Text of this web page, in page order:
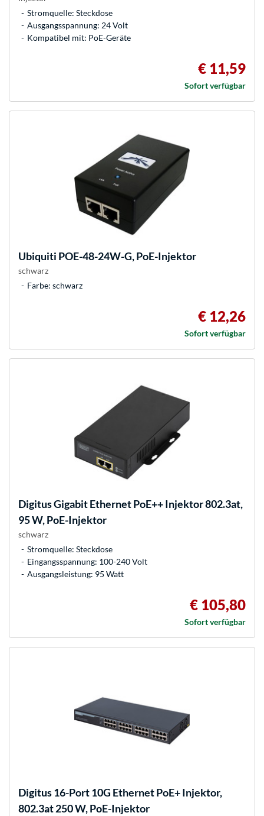
Stromquelle: Steckdose
Ausgangsspannung: 24 Volt
Kompatibel mit: PoE-Geräte
€ 11,59
Sofort verfügbar
Ubiquiti POE-48-24W-G, PoE-Injektor
schwarz
Farbe: schwarz
€ 12,26
Sofort verfügbar
DigitusGigabit Ethernet PoE++ Injektor 802.3at,
95 W, PoE-Injektor
schwarz
Stromquelle: Steckdose
Eingangsspannung: 100-240 Volt
Ausgangsleistung: 95 Watt
€ 105,80
Sofort verfügbar
Digitus16-Port 10G Ethernet PoE+ Injektor,
802.3at 250 W, PoE-Injektor